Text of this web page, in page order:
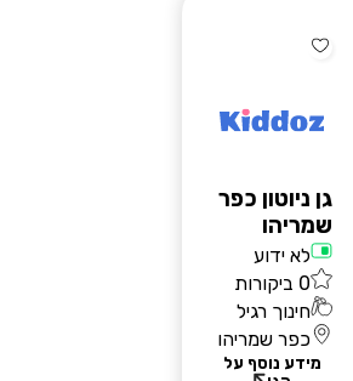
גן ניוטון כפר
שמריהו
לא ידוע
0 ביקורות
חינוך רגיל
כפר שמריהו
מידע נוסף על